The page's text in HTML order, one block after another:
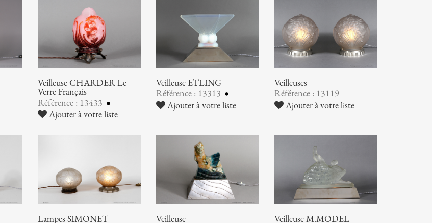
Veilleuse CHARDER Le
Verre Français
Référence : 13433
Ajouter à votre liste
Veilleuse ETLING
Référence : 13313
Ajouter à votre liste
Veilleuses
Référence : 13119
Ajouter à votre liste
Lampes SIMONET
Veilleuse
Veilleuse M.MODEL